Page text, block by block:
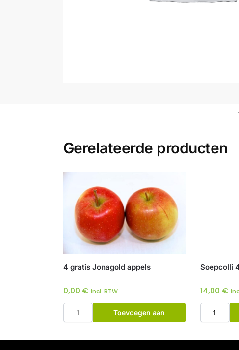
Gerelateerde producten
4 gratis Jonagold appels
0,00 € Incl. BTW
Toevoegen aan
Soepcolli
14,00 €